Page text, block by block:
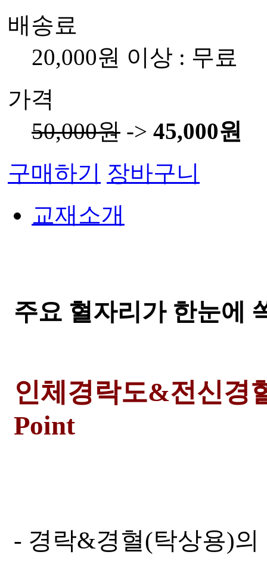
배송료
20,000원 이상 : 무료
가격
50,000원 -> 45,000원
구매하기 장바구니
교재소개
주요 혈자리가 한눈에
인체경락도&전신경
Point
- 경락&경혈(탁상용)